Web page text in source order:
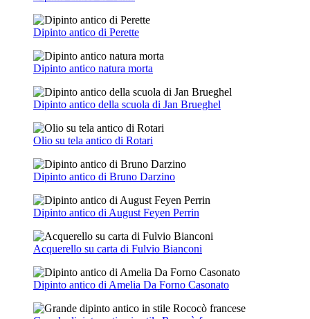
Dipinto antico di Perette
Dipinto antico natura morta
Dipinto antico della scuola di Jan Brueghel
Olio su tela antico di Rotari
Dipinto antico di Bruno Darzino
Dipinto antico di August Feyen Perrin
Acquerello su carta di Fulvio Bianconi
Dipinto antico di Amelia Da Forno Casonato